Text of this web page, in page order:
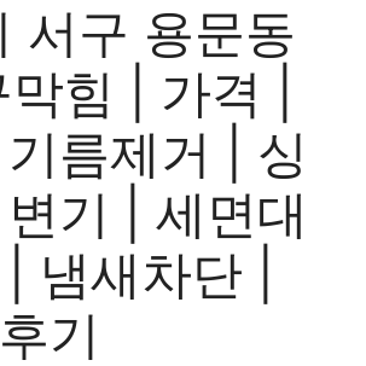
서구 용문동
힘 | 가격 |
름제거 | 싱
기 | 세면대
| 냄새차단 |
기